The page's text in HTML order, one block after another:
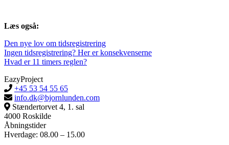
Læs også:
Den nye lov om tidsregistrering
Ingen tidsregistrering? Her er konsekvenserne
Hvad er 11 timers reglen?
EazyProject
+45 53 54 55 65
info.dk@bjornlunden.com
Stændertorvet 4, 1. sal
4000 Roskilde
Åbningstider
Hverdage: 08.00 – 15.00